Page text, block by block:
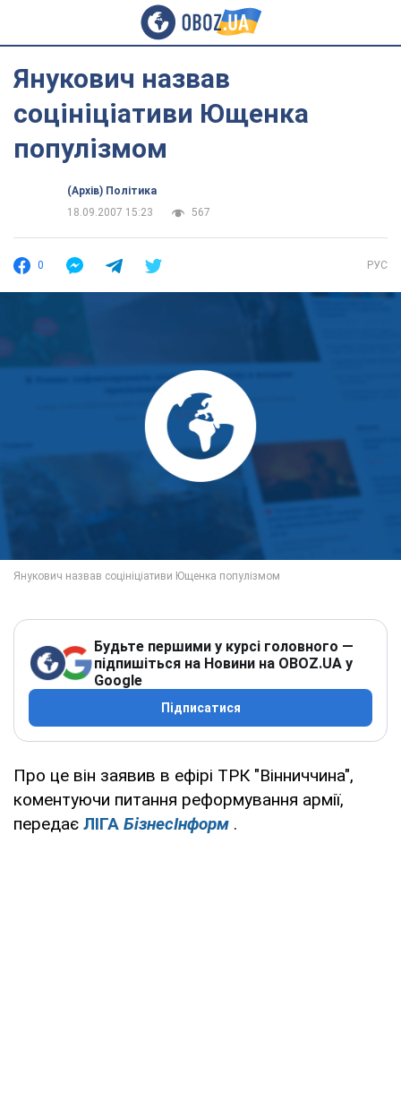
Янукович назвав
соцініціативи Ющенка
популізмом
(Архів) Політика
18.09.2007 15:23
567
0 РУС
Будьте першими у курсі головного —
підпишіться на Новини на OBOZ.UA у
Google
Підписатися
Про це він заявив в ефірі ТРК "Вінниччина",
коментуючи питання реформування армії,
передає ЛIГА БiзнесIнформ .